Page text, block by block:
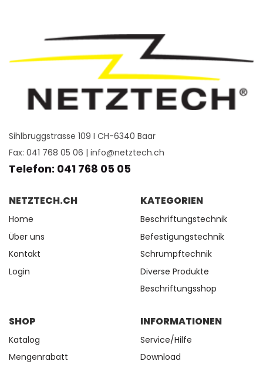
Sihlbruggstrasse 109 I CH-6340 Baar
Fax: 041 768 05 06 | info@netztech.ch
Telefon: 041 768 05 05
NETZTECH.CH
Home
Über uns
Kontakt
Login
KATEGORIEN
Beschriftungstechnik
Befestigungstechnik
Schrumpftechnik
Diverse Produkte
Beschriftungsshop
SHOP
Katalog
Mengenrabatt
INFORMATIONEN
Service/Hilfe
Download